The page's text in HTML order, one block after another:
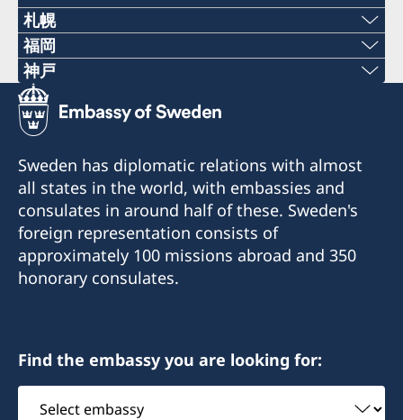
札幌
〒060-0807 札幌市北区北7条西1丁目2-6 NCO
札幌14階 デラバル株式会社内
名誉領事館への訪問の際は、事前にEメールでの予
予約用Eメール：
sweden-sapporo@delaval.com
電話受付時間：
平日（日本の祝日を除く） 10:00～12:00
電話 011-738-2319
名誉領事館ではビザに関するお問合せ、書類請
求、申請はできません。
管轄区域： 北海道
福岡
Phone numbers
+81 92 942 0511
+81 92 942 3761
〒811-3134福岡県古賀市青柳3108-3
当面の間、名誉領事館への訪問の際は事前にEメー
ルでの予約が必要です。
電話受付時間：
平日9:00～12:00 13:00～17:00
名誉領事館ではビザに関するお問合せ、書類請
神戸
Phone numbers
+81 78 351 7695
Fax numbers
+81 78 351 0880
〒650-0023 神戸市中央区栄町通4‐2‐18
当面の間、名誉領事館への訪問の際は事前にEメー
shinden-ayana@kinkikogyo.co.jp
電話受付時間：
平日9:40～12:00 13:00～16:40
Sweden has diplomatic relations with almost
all states in the world, with embassies and
consulates in around half of these. Sweden's
foreign representation consists of
approximately 100 missions abroad and 350
honorary consulates.
Find the embassy you are looking for: